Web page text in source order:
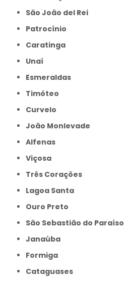
São João del Rei
Patrocínio
Caratinga
Unaí
Esmeraldas
Timóteo
Curvelo
João Monlevade
Alfenas
Viçosa
Três Corações
Lagoa Santa
Ouro Preto
São Sebastião do Paraíso
Janaúba
Formiga
Cataguases